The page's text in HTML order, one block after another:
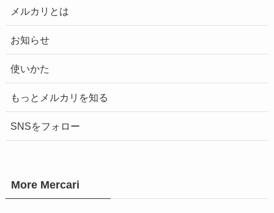
メルカリとは
お知らせ
使いかた
もっとメルカリを知る
SNSをフォロー
More Mercari